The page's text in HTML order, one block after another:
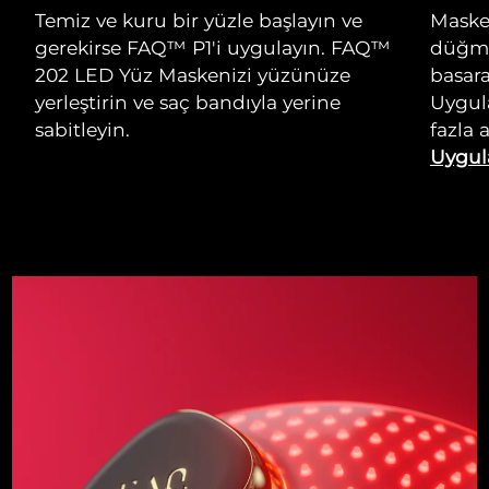
Temiz ve kuru bir yüzle başlayın ve
gerekirse FAQ™ P1'i uygulayın. FAQ™
202 LED Yüz Maskenizi yüzünüze
yerleştirin ve saç bandıyla yerine
sabitleyin.
fazla